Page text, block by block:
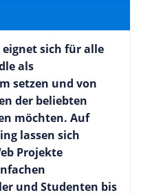
eignet sich für alle
als
setzen und von
der beliebten
möchten. Auf
lassen sich
Projekte
und Studenten bis